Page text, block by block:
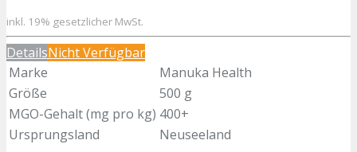
inkl. 19% gesetzlicher MwSt.
DetailsNicht Verfügbar
Marke
Manuka Health
Größe
500 g
MGO-Gehalt (mg pro kg) 400+
Ursprungsland
Neuseeland